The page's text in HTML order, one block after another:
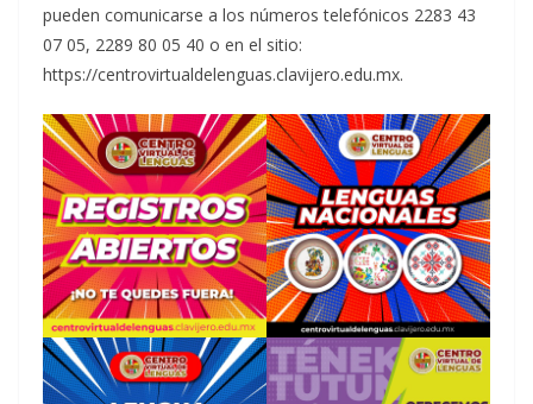
pueden comunicarse a los números telefónicos 2283 43
07 05, 2289 80 05 40 o en el sitio:
https://centrovirtualdelenguas.clavijero.edu.mx.